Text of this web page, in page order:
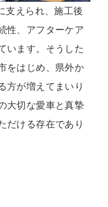
支えられ、施工後
性、アフターケア
います。そうした
をはじめ、県外か
方が増えてまいり
大切な愛車と真摯
だける存在であり